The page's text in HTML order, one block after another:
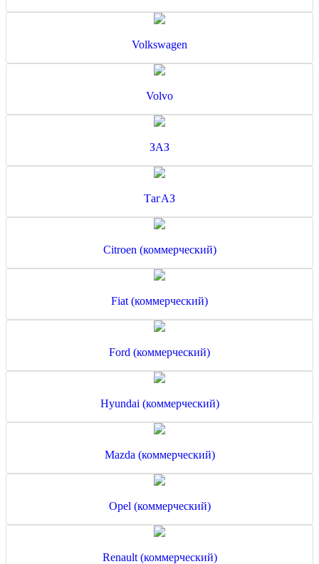
Volkswagen
Volvo
ЗАЗ
ТагАЗ
Citroen (коммерческий)
Fiat (коммерческий)
Ford (коммерческий)
Hyundai (коммерческий)
Mazda (коммерческий)
Opel (коммерческий)
Renault (коммерческий)